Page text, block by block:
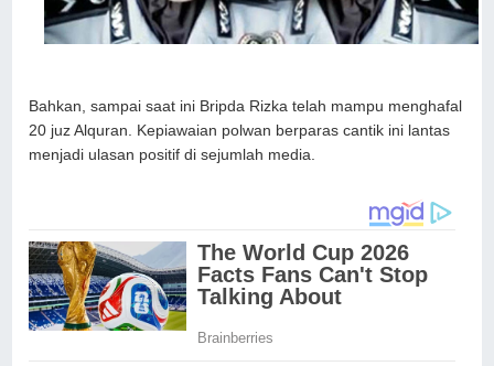
Bahkan, sampai saat ini Bripda Rizka telah mampu menghafal
20 juz Alquran. Kepiawaian polwan berparas cantik ini lantas
menjadi ulasan positif di sejumlah media.